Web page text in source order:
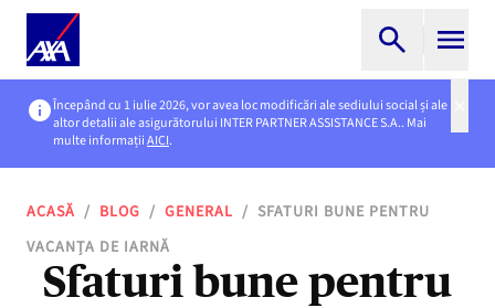
Începând cu 1 iulie 2026, vor avea loc modificări ale sediului social și ale
altor detalii ale asigurătorului INTER PARTNER ASSISTANCE S.A.. Mai
multe informațiiAICI.
ACASĂ / BLOG / GENERAL / SFATURI BUNE PENTRU
VACANȚA DE IARNĂ
Sfaturi bune pentru